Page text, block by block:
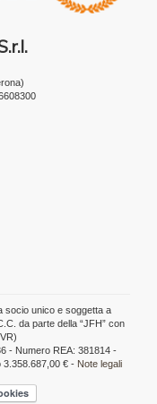
socio unico e soggetta a
da parte della “JFH” con
- Numero REA: 381814 -
3.358.687,00 € - Note legali